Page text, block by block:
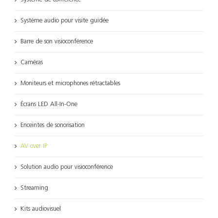
Système audio pour visite guidée
Barre de son visioconférence
Caméras
Moniteurs et microphones rétractables
Écrans LED All-In-One
Enceintes de sonorisation
AV over IP
Solution audio pour visioconférence
Streaming
Kits audiovisuel